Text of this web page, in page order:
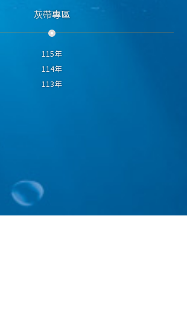
灰帶專區
115年
114年
113年